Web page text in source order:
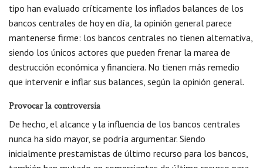
tipo han evaluado críticamente los inflados balances de los
bancos centrales de hoy en día, la opinión general parece
mantenerse firme: los bancos centrales no tienen alternativa,
siendo los únicos actores que pueden frenar la marea de
destrucción económica y financiera. No tienen más remedio
que intervenir e inflar sus balances, según la opinión general.
Provocar la controversia
De hecho, el alcance y la influencia de los bancos centrales
nunca ha sido mayor, se podría argumentar. Siendo
inicialmente prestamistas de último recurso para los bancos,